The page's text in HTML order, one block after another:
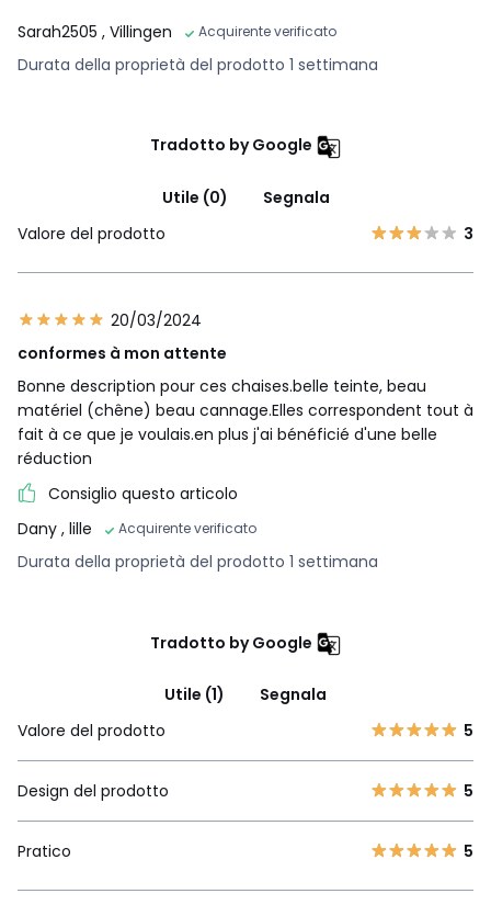
Sarah2505 , Villingen Acquirente verificato
Durata della proprietà del prodotto 1 settimana
Tradotto by Google
Utile (0)
Segnala
Valore del prodotto
3
20/03/2024
conformes à mon attente
Bonne description pour ces chaises.belle teinte, beau
matériel (chêne) beau cannage.Elles correspondent tout à
fait à ce que je voulais.en plus j'ai bénéficié d'une belle
réduction
Consiglio questo articolo
Dany , lille Acquirente verificato
Durata della proprietà del prodotto 1 settimana
Tradotto by Google
Utile (1)
Segnala
Valore del prodotto
5
Design del prodotto 5
Pratico 5